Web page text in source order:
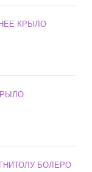
КРЫЛО
БОЛЕРО